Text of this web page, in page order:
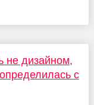
не дизайном,
с